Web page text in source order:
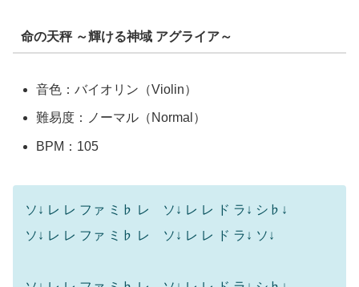
命の天秤 ～輝ける神域 アグライア～
音色：バイオリン（Violin）
難易度：ノーマル（Normal）
BPM：105
ソ↓ レ レ ファ ミ♭ レ ソ↓ レ レ ド ラ↓ シ♭↓
ソ↓ レ レ ファ ミ♭ レ ソ↓ レ レ ド ラ↓ ソ↓